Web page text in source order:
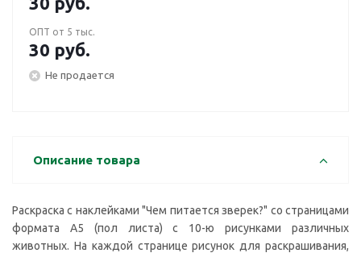
ОПТ от 5 тыс.
30 руб.
Не продается
Описание товара
Раскраска с наклейками "Чем питается зверек?" со страницами
формата А5 (пол листа) с 10-ю рисунками различных
животных. На каждой странице рисунок для раскрашивания,